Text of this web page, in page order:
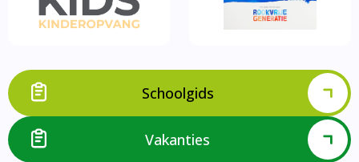
Schoolgids
Vakanties